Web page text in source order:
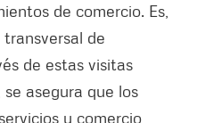
de comercio. Es,
de
de estas visitas
asegura que los
y comercio